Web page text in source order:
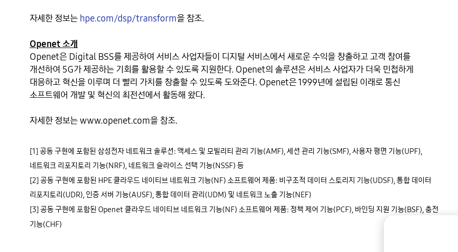
자세한 정보는 hpe.com/dsp/transform을 참조.
Openet 소개
Openet은 Digital BSS를 제공하여 서비스 사업자들이 디지털 서비스에서 새로운 수익을 창출하고 고객 참여를
개선하여 5G가 제공하는 기회를 활용할 수 있도록 지원한다. Openet의 솔루션은 서비스 사업자가 더욱 민첩하게
대응하고 혁신을 이루며 더 빨리 가치를 창출할 수 있도록 도와준다. Openet은 1999년에 설립된 이래로 통신
소프트웨어 개발 및 혁신의 최전선에서 활동해 왔다.
[1] 공동 구현에 포함된 삼성전자 네트워크 솔루션: 액세스 및 모빌리티 관리 기능(AMF), 세션 관리 기능(SMF), 사용자 평면 기능(UPF),
네트워크 리포지토리 기능(NRF), 네트워크 슬라이스 선택 기능(NSSF) 등
[2] 공동 구현에 포함된 HPE 클라우드 네이티브 네트워크 기능(NF) 소프트웨어 제품: 비구조적 데이터 스토리지 기능(UDSF), 통합 데이터
리포지토리(UDR), 인증 서버 기능(AUSF), 통합 데이터 관리(UDM) 및 네트워크 노출 기능(NEF)
[3] 공동 구현에 포함된 Openet 클라우드 네이티브 네트워크 기능(NF) 소프트웨어 제품: 정책 제어 기능(PCF), 바인딩 지원 기능(BSF), 충전
기능(CHF)